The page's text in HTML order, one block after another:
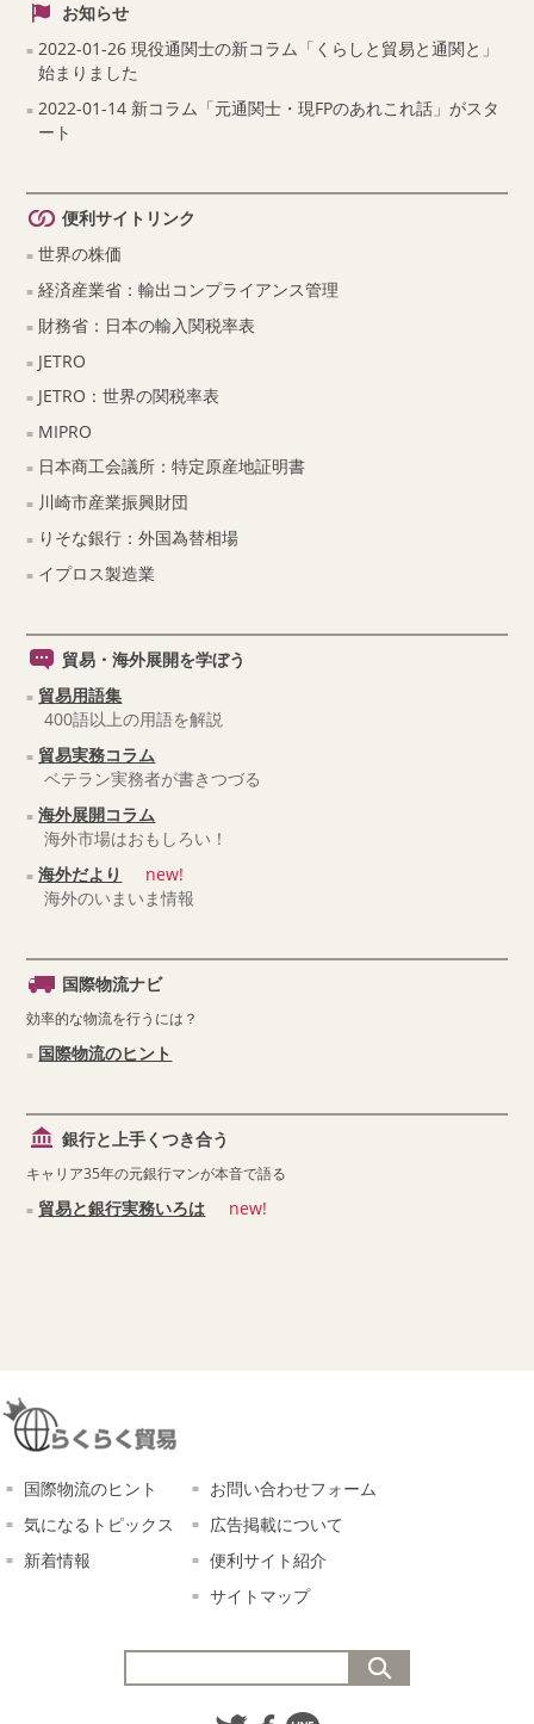
お知らせ
2022-01-26 現役通関士の新コラム「くらしと貿易と通関と」
始まりました
2022-01-14 新コラム「元通関士・現FPのあれこれ話」がスタ
ート
便利サイトリンク
世界の株価
経済産業省：輸出コンプライアンス管理
財務省：日本の輸入関税率表
JETRO
JETRO：世界の関税率表
MIPRO
日本商工会議所：特定原産地証明書
川崎市産業振興財団
りそな銀行：外国為替相場
イプロス製造業
貿易・海外展開を学ぼう
貿易用語集
400語以上の用語を解説
貿易実務コラム
ベテラン実務者が書きつづる
海外展開コラム
海外市場はおもしろい！
海外だより
new!
海外のいまいま情報
国際物流ナビ
効率的な物流を行うには？
国際物流のヒント
銀行と上手くつき合う
キャリア35年の元銀行マンが本音で語る
貿易と銀行実務いろは new!
国際物流のヒント
気になるトピックス
新着情報
お問い合わせフォーム
広告掲載について
便利サイト紹介
サイトマップ